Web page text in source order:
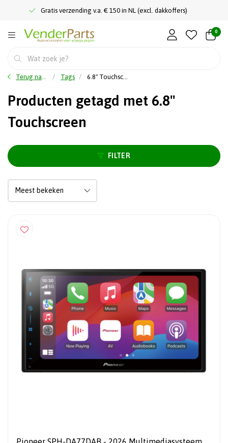
Gratis verzending v.a. € 150 in NL (excl. dakkoffers)
0
Terug naar home Tags 6.8'' Touchscreen
Producten getagd met 6.8''
Touchscreen
FILTER